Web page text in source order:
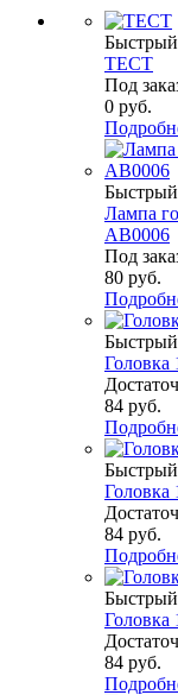
ТЕСТ
Под
0 руб.
Лампа
AB0006
Под
80 руб.
84 руб.
84 руб.
84 руб.